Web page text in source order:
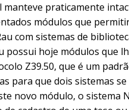
praticamente
módulos que
com sistemas de
possui hoje módulos que
Z39.50, que é um
para que dois sistemas
novo módulo, o sistema